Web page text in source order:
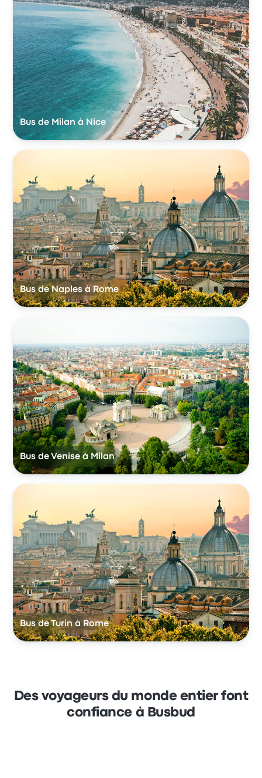
Bus de Milan à Nice
Bus de Naples à Rome
Bus de Venise à Milan
Bus de Turin à Rome
Des voyageurs du monde entier font
confiance à Busbud